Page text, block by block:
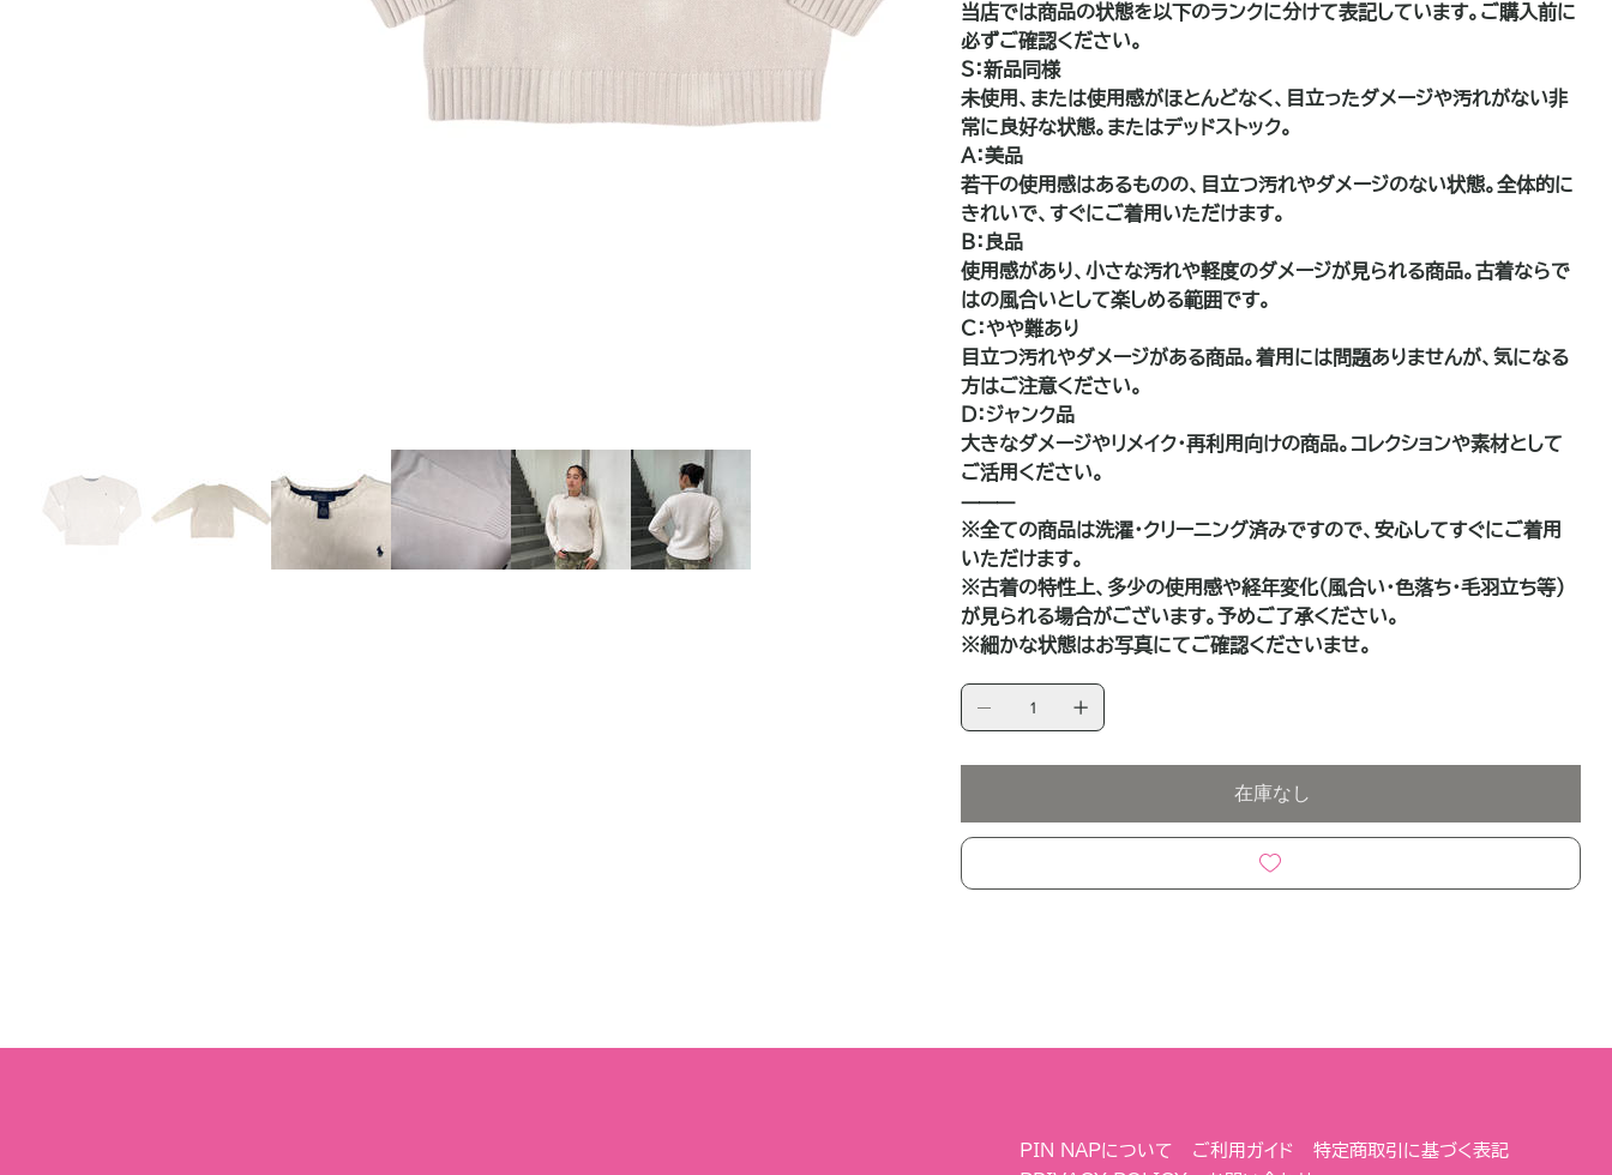
当店では商品の状態を以下のランクに分けて表記しています。ご購入前に
必ずご確認ください。
S：新品同様
未使用、または使用感がほとんどなく、目立ったダメージや汚れがない非
常に良好な状態。またはデッドストック。
A：美品
若干の使用感はあるものの、目立つ汚れやダメージのない状態。全体的に
きれいで、すぐにご着用いただけます。
B：良品
使用感があり、小さな汚れや軽度のダメージが見られる商品。古着ならで
はの風合いとして楽しめる範囲です。
C：やや難あり
目立つ汚れやダメージがある商品。着用には問題ありませんが、気になる
方はご注意ください。
D：ジャンク品
大きなダメージやリメイク・再利用向けの商品。コレクションや素材として
ご活用ください。
⸻
※全ての商品は洗濯・クリーニング済みですので、安心してすぐにご着用
いただけます。
※古着の特性上、多少の使用感や経年変化（風合い・色落ち・毛羽立ち等）
が見られる場合がございます。予めご了承ください。
※細かな状態はお写真にてご確認くださいませ。
在庫なし
PIN NAPについて ご利用ガイド
特定商取引に基づく表記